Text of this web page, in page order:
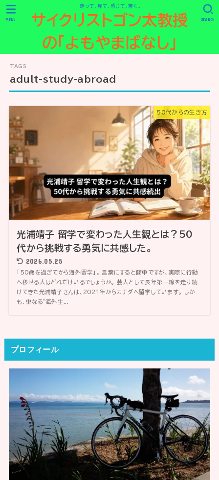
走って、見て、感じて、書く。
サイクリストゴン太教授
の「よもやまばなし」
SEARCH
MENU
adult-study-abroad
50代からの生き方
光浦靖子 留学で変わった人生観とは？50
代から挑戦する勇気に共感した。
2026.05.25
「50歳を過ぎてから海外留学」。 言葉にすると簡単ですが、実際に行動
へ移せる人はどれだけいるでしょうか。 芸人として長年第一線を走り続
けてきた光浦靖子さんは、2021年からカナダへ留学しています。 しか
も、単なる“海外生...
プロフィール